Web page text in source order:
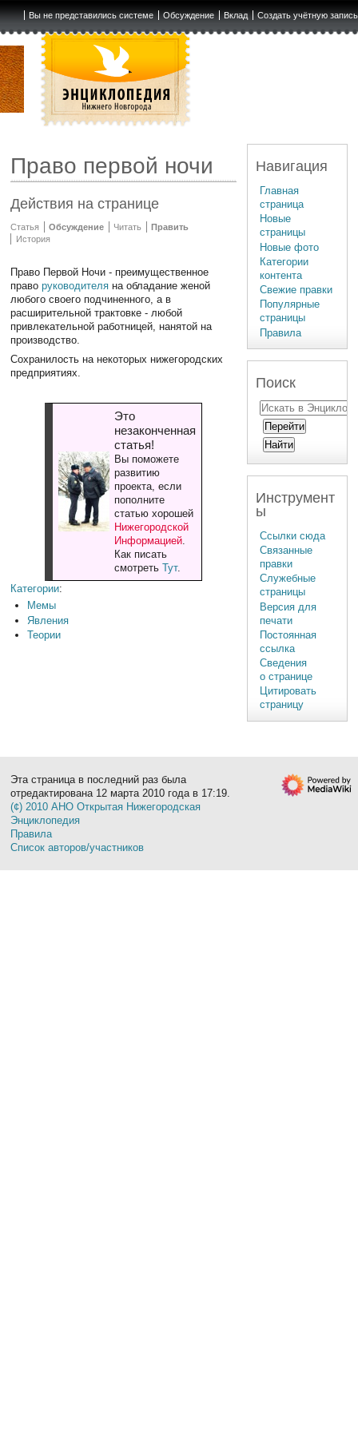
Вы не представились системе Обсуждение Вклад Создать учётную запись
Право первой ночи
Действия на странице
Статья Обсуждение Читать
Править
История
Право Первой Ночи - преимущественное
праворуководителя на обладание женой
любого своего подчиненного, а в
расширительной трактовке - любой
привлекательной работницей, нанятой на
производство.
Сохранилость на некоторых нижегородских
предприятиях.
Это
незаконченная
статья!
Вы поможете
развитию
проекта, если
пополните
статью хорошей
Нижегородской
Информацией.
Как писать
смотреть Тут.
Категории:
Мемы
Явления
Теории
Навигация
Главная
страница
Новые
страницы
Новые фото
Категории
контента
Свежие правки
Популярные
страницы
Правила
Поиск
Инструмент
ы
Ссылки сюда
Связанные
правки
Служебные
страницы
Версия для
печати
Постоянная
ссылка
Сведения
о странице
Цитировать
страницу
Эта страница в последний раз была
отредактирована 12 марта 2010 года в 17:19.
(¢) 2010 АНО Открытая Нижегородская
Энциклопедия
Правила
Список авторов/участников